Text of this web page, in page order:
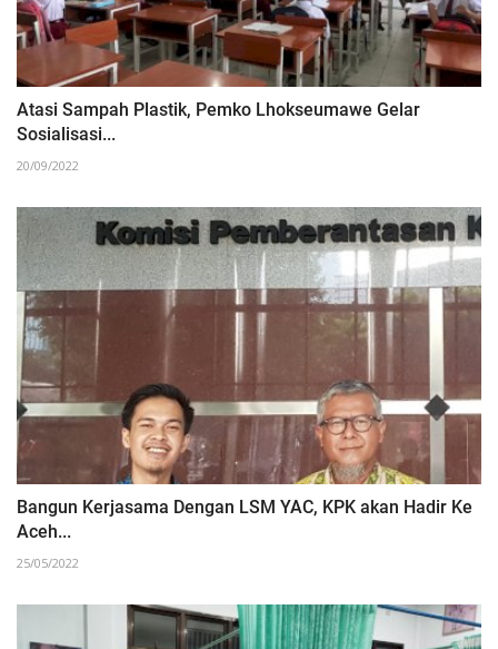
Atasi Sampah Plastik, Pemko Lhokseumawe Gelar
Sosialisasi...
20/09/2022
Bangun Kerjasama Dengan LSM YAC, KPK akan Hadir Ke
Aceh...
25/05/2022